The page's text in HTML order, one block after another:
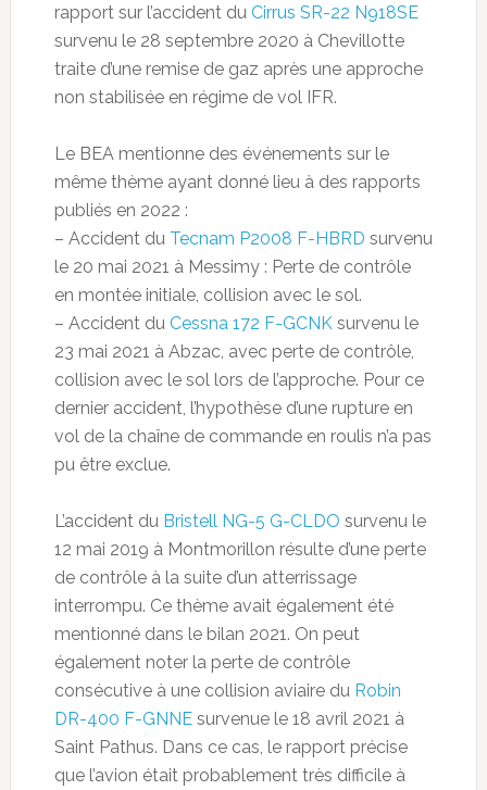
rapport sur l’accident du Cirrus SR-22 N918SE
survenu le 28 septembre 2020 à Chevillotte
traite d’une remise de gaz après une approche
non stabilisée en régime de vol IFR.
Le BEA mentionne des événements sur le
même thème ayant donné lieu à des rapports
publiés en 2022 :
– Accident du Tecnam P2008 F-HBRD survenu
le 20 mai 2021 à Messimy : Perte de contrôle
en montée initiale, collision avec le sol.
– Accident du Cessna 172 F-GCNKsurvenu le
23 mai 2021 à Abzac, avec perte de contrôle,
collision avec le sol lors de l’approche. Pour ce
dernier accident, l’hypothèse d’une rupture en
vol de la chaîne de commande en roulis n’a pas
pu être exclue.
L’accident du Bristell NG-5 G-CLDO survenu le
12 mai 2019 à Montmorillon résulte d’une perte
de contrôle à la suite d’un atterrissage
interrompu. Ce thème avait également été
mentionné dans le bilan 2021. On peut
également noter la perte de contrôle
consécutive à une collision aviaire du Robin
DR-400 F-GNNEsurvenue le 18 avril 2021 à
Saint Pathus. Dans ce cas, le rapport précise
que l’avion était probablement très difficile à